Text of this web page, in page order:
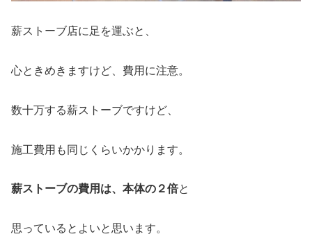
薪ストーブ店に足を運ぶと、
心ときめきますけど、費用に注意。
数十万する薪ストーブですけど、
施工費用も同じくらいかかります。
薪ストーブの費用は、本体の２倍と
思っているとよいと思います。